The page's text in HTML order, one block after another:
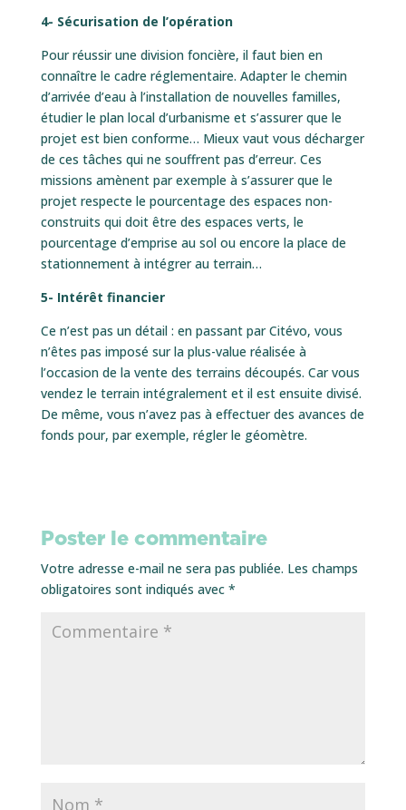
4- Sécurisation de l’opération
Pour réussir une division foncière, il faut bien en
connaître le cadre réglementaire. Adapter le chemin
d’arrivée d’eau à l’installation de nouvelles familles,
étudier le plan local d’urbanisme et s’assurer que le
projet est bien conforme… Mieux vaut vous décharger
de ces tâches qui ne souffrent pas d’erreur. Ces
missions amènent par exemple à s’assurer que le
projet respecte le pourcentage des espaces non-
construits qui doit être des espaces verts, le
pourcentage d’emprise au sol ou encore la place de
stationnement à intégrer au terrain…
5- Intérêt financier
Ce n’est pas un détail : en passant par Citévo, vous
n’êtes pas imposé sur la plus-value réalisée à
l’occasion de la vente des terrains découpés. Car vous
vendez le terrain intégralement et il est ensuite divisé.
De même, vous n’avez pas à effectuer des avances de
fonds pour, par exemple, régler le géomètre.
Poster le commentaire
Votre adresse e-mail ne sera pas publiée. Les champs
obligatoires sont indiqués avec *